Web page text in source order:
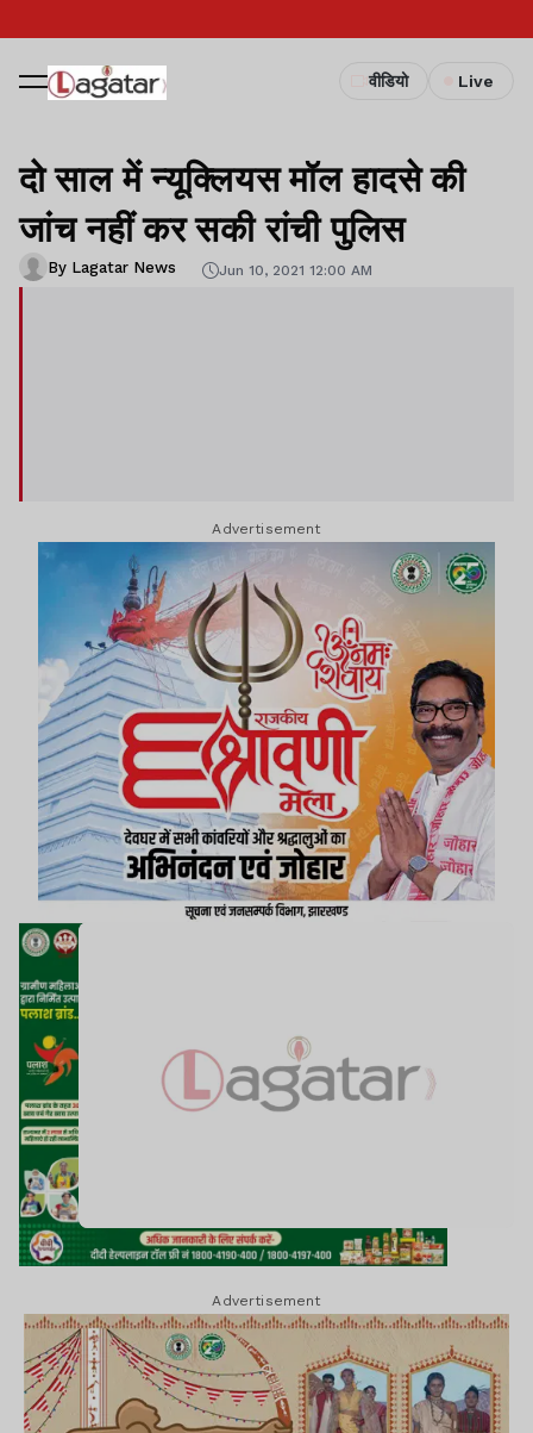
वीडियो Live
दो साल में न्यूक्लियस मॉल हादसे की
जांच नहीं कर सकी रांची पुलिस
By Lagatar News Jun 10, 2021 12:00 AM
Advertisement
Advertisement